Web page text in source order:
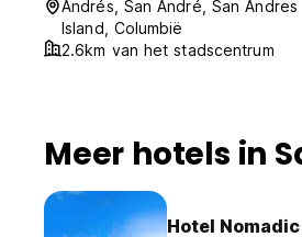
Andrés, San André, San Andres
Island, Columbië
2.6km van het stadscentrum
Meer hotels in
Hotel